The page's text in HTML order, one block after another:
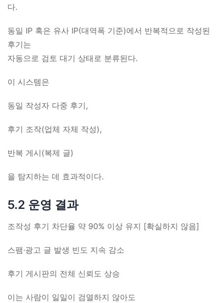
다.
동일 IP 혹은 유사 IP(대역폭 기준)에서 반복적으로 작성된
후기는
자동으로 검토 대기 상태로 분류된다.
이 시스템은
동일 작성자 다중 후기,
후기 조작(업체 자체 작성),
반복 게시(복제 글)
을 탐지하는 데 효과적이다.
5.2 운영 결과
조작성 후기 차단율 약 90% 이상 유지 [확실하지 않음]
스팸·광고 글 발생 빈도 지속 감소
후기 게시판의 전체 신뢰도 상승
이는 사람이 일일이 검열하지 않아도